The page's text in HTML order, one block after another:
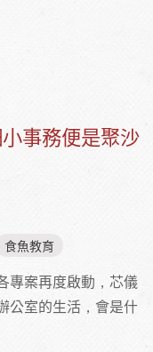
水產局水產課
事務便是聚沙
食魚教育
專案再度啟動，芯儀
公室的生活，會是什